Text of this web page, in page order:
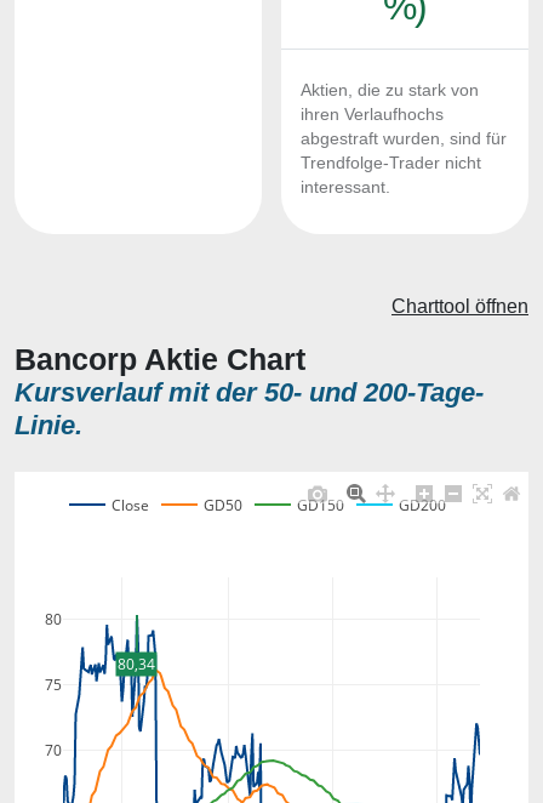
Aktien, die zu stark von
ihren Verlaufhochs
abgestraft wurden, sind für
Trendfolge-Trader nicht
interessant.
Bancorp Aktie Chart
Kursverlauf mit der 50- und 200-Tage-
Linie.
Charttool öffnen
70
75
80
Close GD50 GD150 GD200
80,34